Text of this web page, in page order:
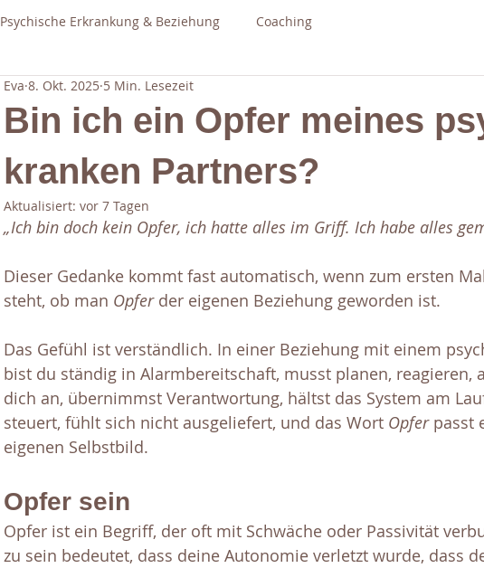
Psychische Erkrankung & Beziehung Coaching
Bin ich ein Opfer meines
kranken Partners?
Eva 8. Okt. 2025 5 Min. Lesezeit
Aktualisiert: vor 7 Tagen
„Ich bin doch kein Opfer, ich hatte alles im Griff. Ich habe alles
Dieser Gedanke kommt fast automatisch, wenn zum ersten
steht, ob man Opfer der eigenen Beziehung geworden ist.
Das Gefühl ist verständlich. In einer Beziehung mit einem
bist du ständig in Alarmbereitschaft, musst planen, reagieren,
dich an, übernimmst Verantwortung, hältst das System am
steuert, fühlt sich nicht ausgeliefert, und das Wort Opfer passt
eigenen Selbstbild.
Opfer sein
Opfer ist ein Begriff, der oft mit Schwäche oder Passivität
zu sein bedeutet, dass deine Autonomie verletzt wurde, dass